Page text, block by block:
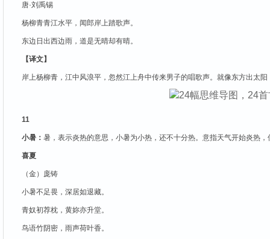
唐·刘禹锡
杨柳青青江水平，闻郎岸上踏歌声。
东边日出西边雨，道是无晴却有晴。
【译文】
岸上杨柳青，江中风浪平，忽然江上舟中传来男子的唱歌声。就像东方出太
11
小暑： 暑，表示炎热的意思，小暑为小热，还不十分热。意指天气开始炎热
喜夏
（金）庞铸
小暑不足畏，深居如退藏。
青奴初荐枕，黄妳亦升堂。
鸟语竹阴密，雨声荷叶香。